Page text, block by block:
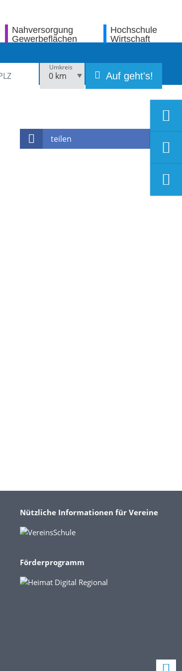
Nahversorgung
Gewerbeflächen
Hochschule
Wirtschaft
Umkreis
Auf geht's!
teilen
Nützliche Informationen für Vereine
Förderprogramm